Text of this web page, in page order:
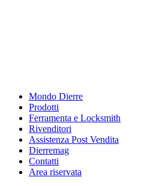
Mondo Dierre
Prodotti
Ferramenta e Locksmith
Rivenditori
Assistenza Post Vendita
Dierremag
Contatti
Area riservata